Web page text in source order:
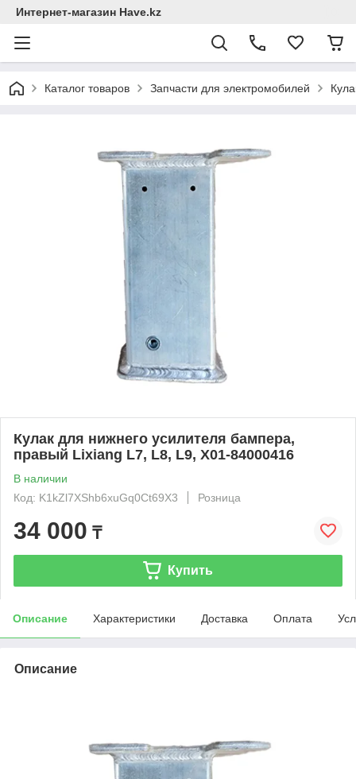
Интернет-магазин Have.kz
Каталог товаров Запчасти для электромобилей
Кулак для нижнего усилителя бампера,
правый Lixiang L7, L8, L9, X01-84000416
В наличии
Код: K1kZl7XShb6xuGq0Ct69X3
Розница
34 000 ₸
Купить
Описание Характеристики Доставка Оплата
Описание